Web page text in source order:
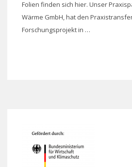
Folien finden sich hier. Unser
Wärme GmbH, hat den
Forschungsprojekt in …